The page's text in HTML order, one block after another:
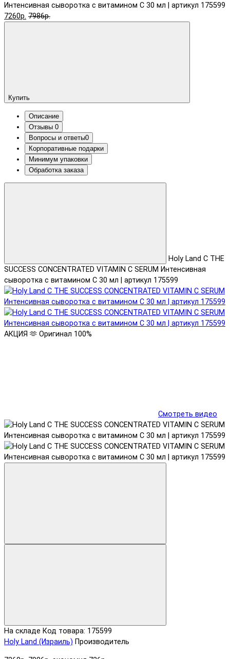
Интенсивная сыворотка с витамином С 30 мл | артикул 175599
7260р. 7986р.
Купить
Описание
Отзывы 0
Вопросы и ответы0
Корпоративные подарки
Минимум упаковки
Обработка заказа
Holy Land C THE
SUCCESS CONCENTRATED VITAMIN C SERUM Интенсивная
сыворотка с витамином С 30 мл | артикул 175599
АКЦИЯ 🫶 Оригинал 100%
Смотреть видео
На складе Код товара: 175599
Holy Land (Израиль) Производитель